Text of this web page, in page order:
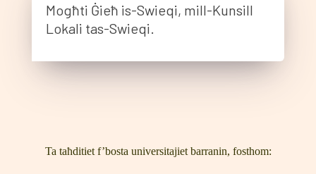
Mogħti Ġieħ is-Swieqi, mill-Kunsill
Lokali tas-Swieqi.
Ta taħditiet f’bosta universitajiet barranin, fosthom: